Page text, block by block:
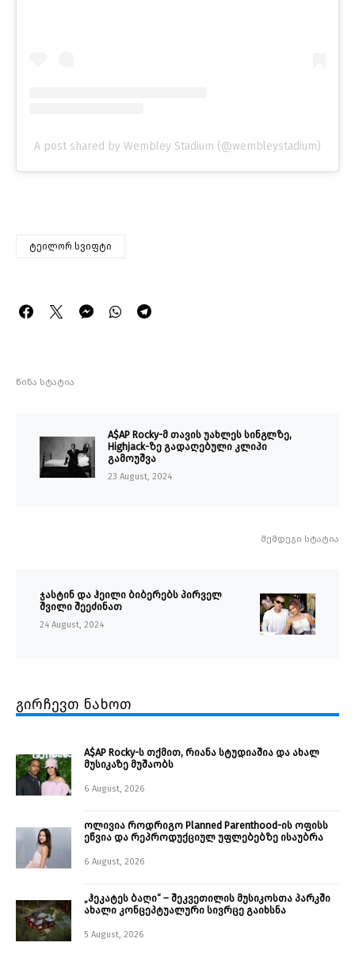
A post shared by Wembley Stadium (@wembleystadium)
ტეილორ სვიფტი
წინა სტატია
A$AP Rocky-მ თავის უახლეს სინგლზე,
Highjack-ზე გადაღებული კლიპი
გამოუშვა
23 August, 2024
შემდეგი სტატია
ჯასტინ და ჰეილი ბიბერებს პირველ
შვილი შეეძინათ
24 August, 2024
გირჩევთ ნახოთ
A$AP Rocky-ს თქმით, რიანა სტუდიაშია და ახალ
მუსიკაზე მუშაობს
6 August, 2026
ოლივია როდრიგო Planned Parenthood-ის ოფისს
ეწვია და რეპროდუქციულ უფლებებზე ისაუბრა
6 August, 2026
„ჰეკატეს ბაღი“ – შეკვეთილის მუსიკოსთა პარკში
ახალი კონცეპტუალური სივრცე გაიხსნა ￼
5 August, 2026